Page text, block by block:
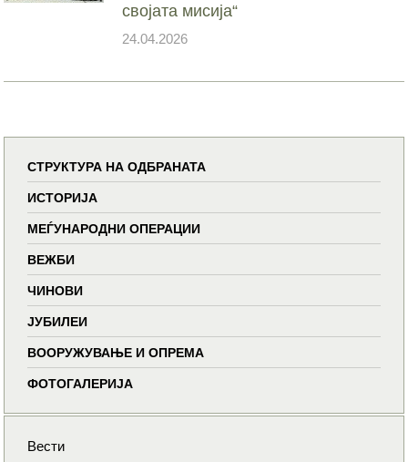
својата мисија“
24.04.2026
СТРУКТУРА НА ОДБРАНАТА
ИСТОРИЈА
МЕЃУНАРОДНИ ОПЕРАЦИИ
ВЕЖБИ
ЧИНОВИ
ЈУБИЛЕИ
ВООРУЖУВАЊЕ И ОПРЕМА
ФОТОГАЛЕРИЈА
Вести